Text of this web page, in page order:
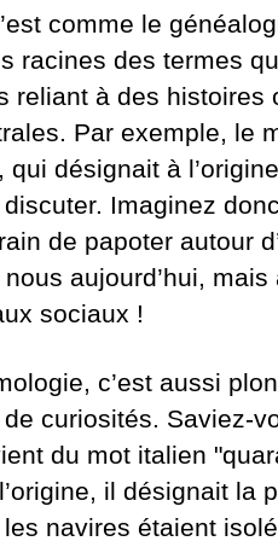
comme le
racines des termes
reliant à des histoires
Par exemple, le
qui désignait à
Imaginez
de papoter autour
aujourd’hui,
sociaux !
c’est aussi
curiosités. Saviez-
du mot italien
il désignait la
navires étaient